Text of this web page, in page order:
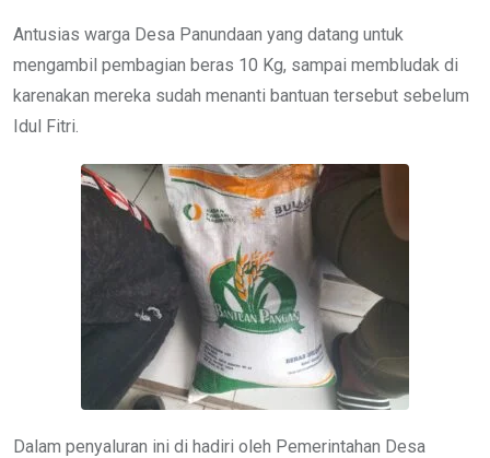
Antusias warga Desa Panundaan yang datang untuk
mengambil pembagian beras 10 Kg, sampai membludak di
karenakan mereka sudah menanti bantuan tersebut sebelum
Idul Fitri.
Dalam penyaluran ini di hadiri oleh Pemerintahan Desa